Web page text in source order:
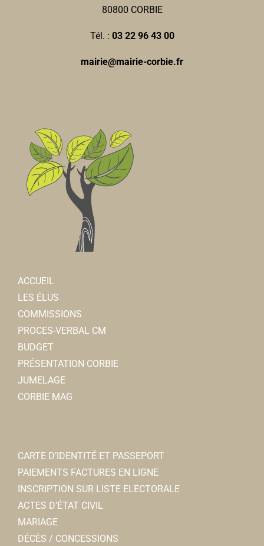
80800 CORBIE
Tél. : 03 22 96 43 00
mairie@mairie-corbie.fr
ACCUEIL
LES ÉLUS
COMMISSIONS
PROCES-VERBAL CM
BUDGET
PRÉSENTATION CORBIE
JUMELAGE
CORBIE MAG
CARTE D’IDENTITÉ ET PASSEPORT
PAIEMENTS FACTURES EN LIGNE
INSCRIPTION SUR LISTE ELECTORALE
ACTES D’ÉTAT CIVIL
MARIAGE
DÉCÈS / CONCESSIONS